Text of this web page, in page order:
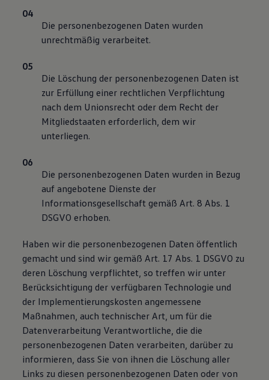
Die personenbezogenen Daten wurden
unrechtmäßig verarbeitet.
Die Löschung der personenbezogenen Daten ist
zur Erfüllung einer rechtlichen Verpflichtung
nach dem Unionsrecht oder dem Recht der
Mitgliedstaaten erforderlich, dem wir
unterliegen.
Die personenbezogenen Daten wurden in Bezug
auf angebotene Dienste der
Informationsgesellschaft gemäß Art. 8 Abs. 1
DSGVO erhoben.
Haben wir die personenbezogenen Daten öffentlich
gemacht und sind wir gemäß Art. 17 Abs. 1 DSGVO zu
deren Löschung verpflichtet, so treffen wir unter
Berücksichtigung der verfügbaren Technologie und
der Implementierungskosten angemessene
Maßnahmen, auch technischer Art, um für die
Datenverarbeitung Verantwortliche, die die
personenbezogenen Daten verarbeiten, darüber zu
informieren, dass Sie von ihnen die Löschung aller
Links zu diesen personenbezogenen Daten oder von